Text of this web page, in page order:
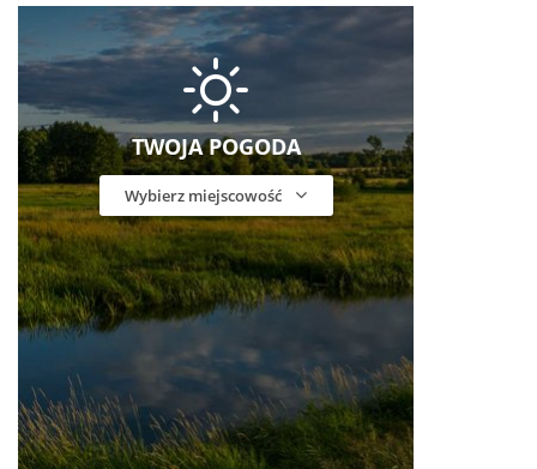
TWOJA POGODA
Wybierz miejscowość